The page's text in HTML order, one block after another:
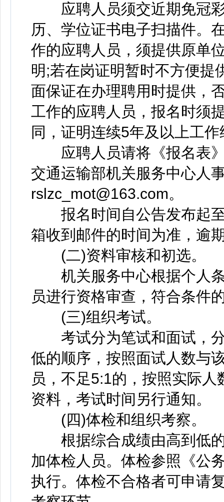
应聘人员须交近期免冠彩
历、学位证书电子扫描件。
作的应聘人员，须提供原单
明;若在岗证明暂时不方便提
面保证在办理聘用时提供，
工作的应聘人员，报名时须
同，证明连续5年及以上工作
应聘人员请将《报名表》
交通运输部机关服务中心人
rslzc_mot@163.com。
报名时间自公告发布起至
箱收到邮件的时间为准，逾
(二)资料审核和初选。
机关服务中心根据个人条
员进行资格审查，符合条件
(三)组织考试。
考试分为笔试和面试，分
低的顺序，按照面试人数与
员，不足5:1的，按照实际
资料，考试时间另行通知。
(四)体检和组织考察。
根据综合成绩由高到低的
加体检人员。体检参照《公
执行。体检不合格者可申请